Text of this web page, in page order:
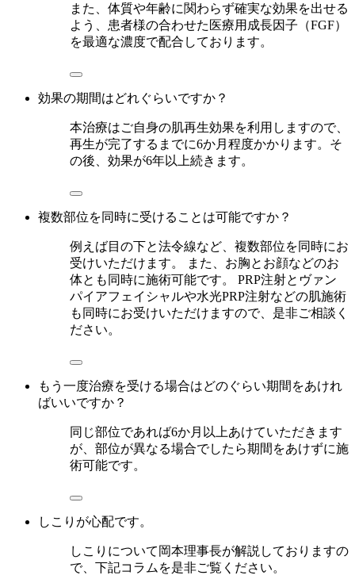
また、体質や年齢に関わらず確実な効果を出せる
よう、患者様の合わせた医療用成長因子（FGF）
を最適な濃度で配合しております。
効果の期間はどれぐらいですか？
本治療はご自身の肌再生効果を利用しますので、
再生が完了するまでに6か月程度かかります。そ
の後、効果が6年以上続きます。
複数部位を同時に受けることは可能ですか？
例えば目の下と法令線など、複数部位を同時にお
受けいただけます。 また、お胸とお顔などのお
体とも同時に施術可能です。 PRP注射とヴァン
パイアフェイシャルや水光PRP注射などの肌施術
も同時にお受けいただけますので、是非ご相談く
ださい。
もう一度治療を受ける場合はどのぐらい期間をあけれ
ばいいですか？
同じ部位であれば6か月以上あけていただきます
が、部位が異なる場合でしたら期間をあけずに施
術可能です。
しこりが心配です。
しこりについて岡本理事長が解説しておりますの
で、下記コラムを是非ご覧ください。